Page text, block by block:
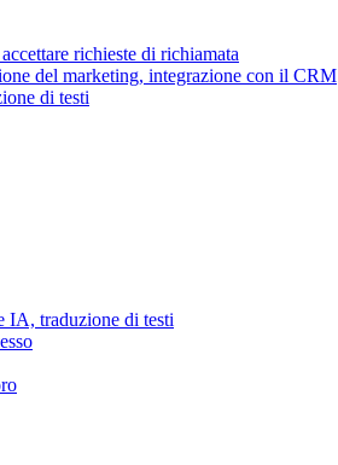
richieste di richiamata
del marketing, integrazione con il CRM
di testi
IA, traduzione di testi